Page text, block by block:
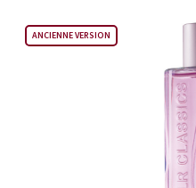
🧴Zeitgard
ANCIENNE VERSION